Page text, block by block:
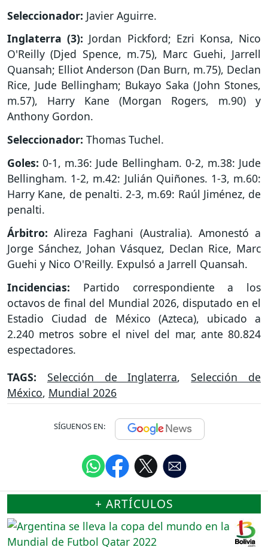
Seleccionador: Javier Aguirre.
Inglaterra (3): Jordan Pickford; Ezri Konsa, Nico
O'Reilly (Djed Spence, m.75), Marc Guehi, Jarrell
Quansah; Elliot Anderson (Dan Burn, m.75), Declan
Rice, Jude Bellingham; Bukayo Saka (John Stones,
m.57), Harry Kane (Morgan Rogers, m.90) y
Anthony Gordon.
Seleccionador: Thomas Tuchel.
Goles: 0-1, m.36: Jude Bellingham. 0-2, m.38: Jude
Bellingham. 1-2, m.42: Julián Quiñones. 1-3, m.60:
Harry Kane, de penalti. 2-3, m.69: Raúl Jiménez, de
penalti.
Árbitro: Alireza Faghani (Australia). Amonestó a
Jorge Sánchez, Johan Vásquez, Declan Rice, Marc
Guehi y Nico O'Reilly. Expulsó a Jarrell Quansah.
Incidencias: Partido correspondiente a los
octavos de final del Mundial 2026, disputado en el
Estadio Ciudad de México (Azteca), ubicado a
2.240 metros sobre el nivel del mar, ante 80.824
espectadores.
TAGS: Selección de Inglaterra,Selección de
México, Mundial 2026
SÍGUENOS EN:
+ ARTÍCULOS